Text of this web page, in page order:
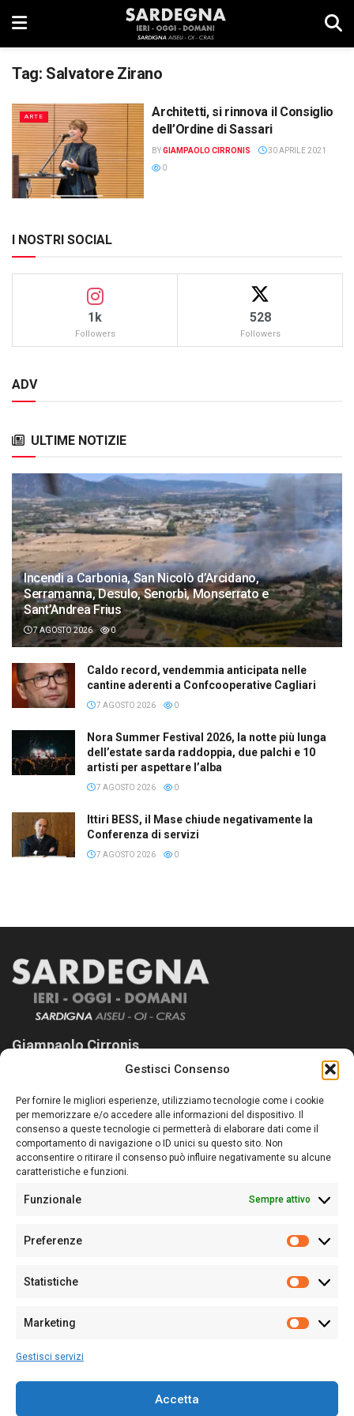
Gestisci Consenso
Per fornire le migliori esperienze, utilizziamo tecnologie come i cookie
per memorizzare e/o accedere alle informazioni del dispositivo. Il
consenso a queste tecnologie ci permetterà di elaborare dati come il
comportamento di navigazione o ID unici su questo sito. Non
acconsentire o ritirare il consenso può influire negativamente su alcune
caratteristiche e funzioni.
Funzionale Sempre attivo
Preferenze
Statistiche
Marketing
Gestisci servizi
Accetta
Tag: Salvatore Zirano
ARTE
Architetti, si rinnova il Consiglio
dell’Ordine di Sassari
BYGIAMPAOLO CIRRONIS
30 APRILE 2021
0
I NOSTRI SOCIAL
1k
Followers
528
Followers
ADV
ULTIME NOTIZIE
Incendi a Carbonia, San Nicolò d’Arcidano,
Serramanna, Desulo, Senorbì, Monserrato e
Sant’Andrea Frius
7 AGOSTO 2026 0
Caldo record, vendemmia anticipata nelle
cantine aderenti a Confcooperative Cagliari
7 AGOSTO 2026 0
Nora Summer Festival 2026, la notte più lunga
dell’estate sarda raddoppia, due palchi e 10
artisti per aspettare l’alba
7 AGOSTO 2026 0
Ittiri BESS, il Mase chiude negativamente la
Conferenza di servizi
7 AGOSTO 2026 0
Giampaolo Cirronis
Sardegna Ieri-Oggi-Domani nasce per informare “liberamente” i
nostro passato e, soprattutto, al nostro futuro
Follow Us
Sede:Via Cristoforo Colombo 09013 Carbonia
Partita IVA02270380922
128/2020 del 10/02/2020
Per la Pubblicità: